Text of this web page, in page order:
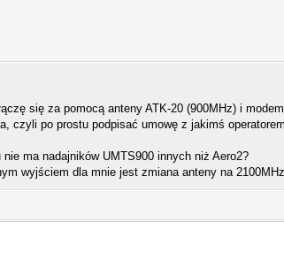
się za pomocą anteny ATK-20 (900MHz) i
czyli po prostu podpisać umowę z jakimś
ma nadajników UMTS900 innych niż Aero2?
wyjściem dla mnie jest zmiana anteny na